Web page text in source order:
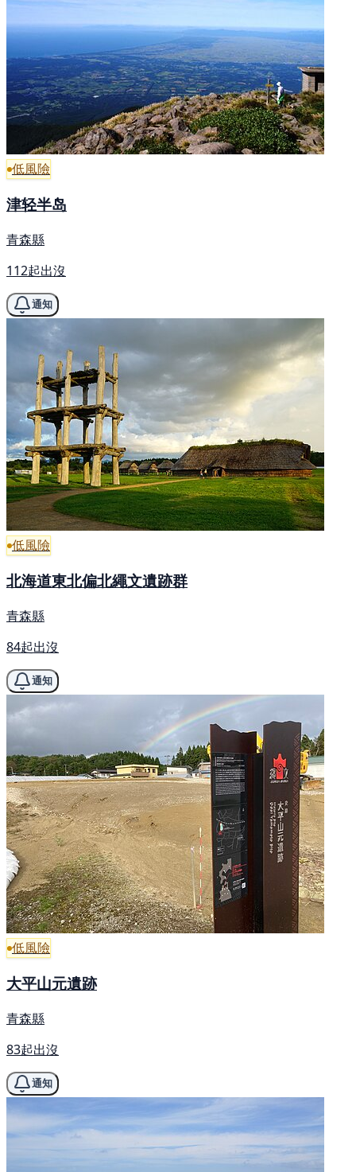
低風險
津轻半岛
青森縣
112起出沒
通知
低風險
北海道東北偏北繩文遺跡群
青森縣
84起出沒
通知
低風險
大平山元遺跡
青森縣
83起出沒
通知